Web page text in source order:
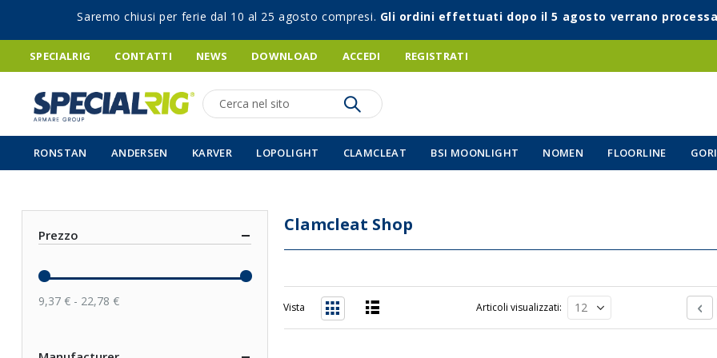
Saremo chiusi per ferie dal 10 al 25 agosto compresi. Gli ordini effettuati dopo il 5 agosto verrano
SPECIALRIG CONTATTI NEWS DOWNLOAD ACCEDI REGISTRATI
Ricerca
RONSTAN ANDERSEN KARVER LOPOLIGHT CLAMCLEAT BSI MOONLIGHT NOMEN FLOORLINE
Clamcleat Shop
Pagina
Articoli visualizzati
Vista
Prezzo
9,37 € - 22,78 €